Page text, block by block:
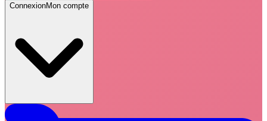
ConnexionMon compte